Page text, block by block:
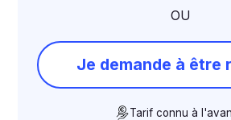
OU
Je demande à être
Tarif connu à